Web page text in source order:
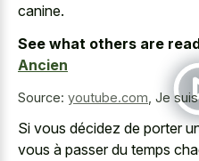
canine.
See what others are
Ancien
Source: youtube.com Je
Si vous décidez de porter
vous à passer du temps